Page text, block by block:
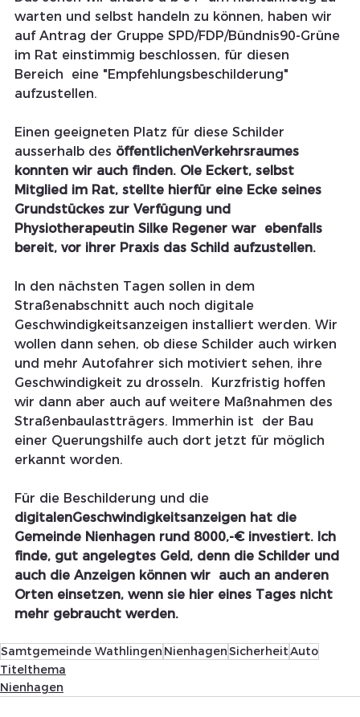
warten und selbst handeln zu können, haben wir
auf Antrag der Gruppe SPD/FDP/Bündnis90-Grüne
im Rat einstimmig beschlossen, für diesen
Bereich  eine "Empfehlungsbeschilderung"
aufzustellen.
Einen geeigneten Platz für diese Schilder
ausserhalb des öffentlichenVerkehrsraumes
konnten wir auch finden. Ole Eckert, selbst
Mitglied im Rat, stellte hierfür eine Ecke seines
Grundstückes zur Verfügung und
Physiotherapeutin Silke Regener war  ebenfalls
bereit, vor ihrer Praxis das Schild aufzustellen.
In den nächsten Tagen sollen in dem
Straßenabschnitt auch noch digitale
Geschwindigkeitsanzeigen installiert werden. Wir
wollen dann sehen, ob diese Schilder auch wirken
und mehr Autofahrer sich motiviert sehen, ihre
Geschwindigkeit zu drosseln.  Kurzfristig hoffen
wir dann aber auch auf weitere Maßnahmen des
Straßenbaulastträgers. Immerhin ist  der Bau
einer Querungshilfe auch dort jetzt für möglich
erkannt worden.
Für die Beschilderung und die
digitalenGeschwindigkeitsanzeigen hat die
Gemeinde Nienhagen rund 8000,-€ investiert. Ich
finde, gut angelegtes Geld, denn die Schilder und
auch die Anzeigen können wir  auch an anderen
Orten einsetzen, wenn sie hier eines Tages nicht
mehr gebraucht werden.
Samtgemeinde Wathlingen NienhagenSicherheitAuto
Titelthema
Nienhagen